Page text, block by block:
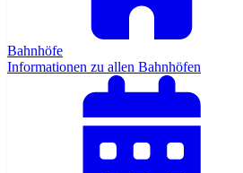
Bahnhöfe
Informationen zu allen Bahnhöfen